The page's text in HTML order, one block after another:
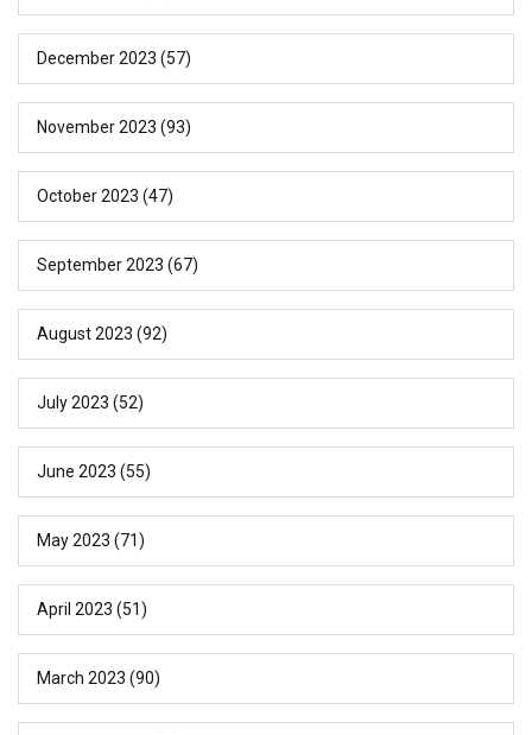
December 2023 (57)
November 2023 (93)
October 2023 (47)
September 2023 (67)
August 2023 (92)
July 2023 (52)
June 2023 (55)
May 2023 (71)
April 2023 (51)
March 2023 (90)